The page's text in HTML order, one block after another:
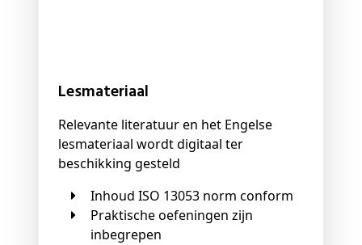
Lesmateriaal
Relevante literatuur en het Engelse
lesmateriaal wordt digitaal ter
beschikking gesteld
Inhoud ISO 13053 norm conform
Praktische oefeningen zijn
inbegrepen